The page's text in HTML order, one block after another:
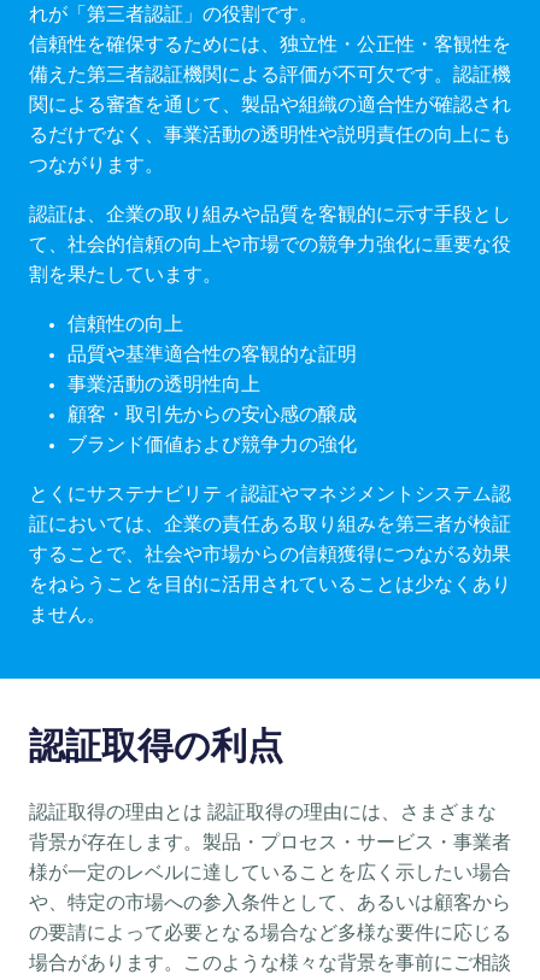
れが「第三者認証」の役割です。
信頼性を確保するためには、独立性・公正性・客観性を
備えた第三者認証機関による評価が不可欠です。認証機
関による審査を通じて、製品や組織の適合性が確認され
るだけでなく、事業活動の透明性や説明責任の向上にも
つながります。
認証は、企業の取り組みや品質を客観的に示す手段とし
て、社会的信頼の向上や市場での競争力強化に重要な役
割を果たしています。
信頼性の向上
品質や基準適合性の客観的な証明
事業活動の透明性向上
顧客・取引先からの安心感の醸成
ブランド価値および競争力の強化
とくにサステナビリティ認証やマネジメントシステム認
証においては、企業の責任ある取り組みを第三者が検証
することで、社会や市場からの信頼獲得につながる効果
をねらうことを目的に活用されていることは少なくあり
ません。
認証取得の利点
認証取得の理由とは 認証取得の理由には、さまざまな
背景が存在します。製品・プロセス・サービス・事業者
様が一定のレベルに達していることを広く示したい場合
や、特定の市場への参入条件として、あるいは顧客から
の要請によって必要となる場合など多様な要件に応じる
場合があります。このような様々な背景を事前にご相談